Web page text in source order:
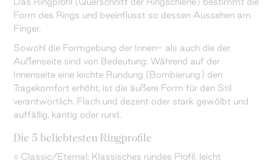
Form des Rings und beeinflusst so dessen Aussehen am
Finger.
Sowohl die Formgebung der Innen- als auch die der
Außenseite sind von Bedeutung: Während auf der
Innenseite eine leichte Rundung (Bombierung) den
Tragekomfort erhöht, ist die äußere Form für den Stil
verantwortlich. Flach und dezent oder stark gewölbt und
auffällig, kantig oder rund.
Die 5 beliebtesten Ringprofile
○ Classic/Eternal: Klassisches rundes Profil, leicht